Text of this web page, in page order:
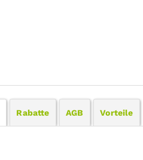
Rabatte AGB Vorteile